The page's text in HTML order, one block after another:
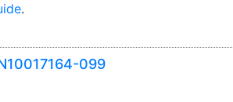
.
099